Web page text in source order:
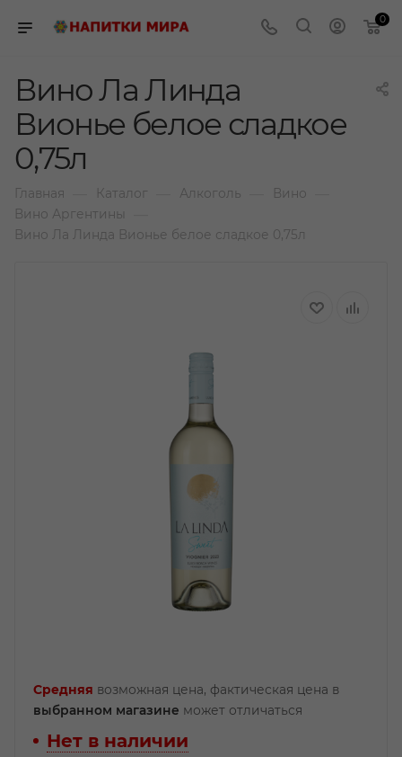
0
Вино Ла Линда
Вионье белое сладкое
0,75л
Главная Каталог Алкоголь Вино
Вино Аргентины
Вино Ла Линда Вионье белое сладкое 0,75л
Средняя возможная цена, фактическая цена в
выбранном магазине может отличаться
Нет в наличии